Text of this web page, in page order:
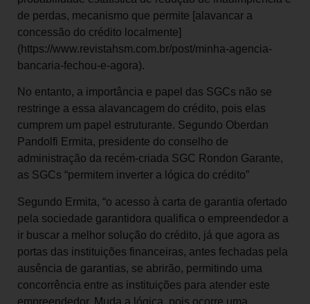
de perdas, mecanismo que permite [alavancar a
concessão do crédito localmente]
(https://www.revistahsm.com.br/post/minha-agencia-
bancaria-fechou-e-agora).
No entanto, a importância e papel das SGCs não se
restringe a essa alavancagem do crédito, pois elas
cumprem um papel estruturante. Segundo Oberdan
Pandolfi Ermita, presidente do conselho de
administração da recém-criada SGC Rondon Garante,
as SGCs “permitem inverter a lógica do crédito”
Segundo Ermita, “o acesso à carta de garantia ofertado
pela sociedade garantidora qualifica o empreendedor a
ir buscar a melhor solução do crédito, já que agora as
portas das instituições financeiras, antes fechadas pela
ausência de garantias, se abrirão, permitindo uma
concorrência entre as instituições para atender este
empreendedor. Muda a lógica, pois ocorre uma